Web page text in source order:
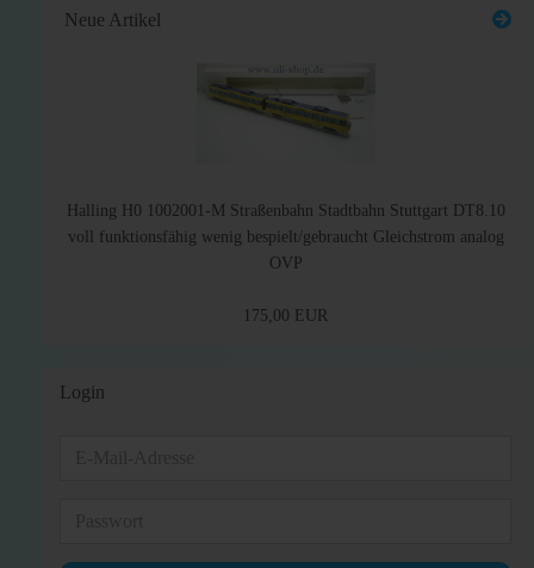
Neue Artikel
Halling H0 1002001-M Straßenbahn Stadtbahn Stuttgart DT8.10
voll funktionsfähig wenig bespielt/gebraucht Gleichstrom analog
OVP
175,00 EUR
Login